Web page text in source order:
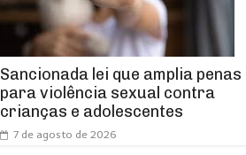
Sancionada lei que amplia penas
para violência sexual contra
crianças e adolescentes
7 de agosto de 2026